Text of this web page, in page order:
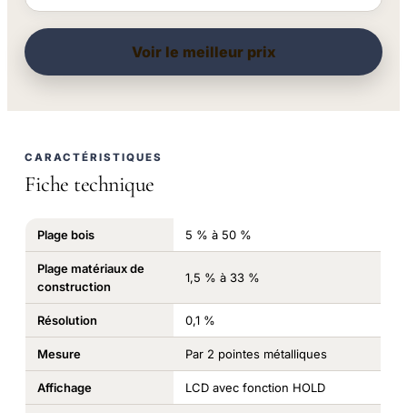
Voir le meilleur prix
CARACTÉRISTIQUES
Fiche technique
Plage bois 5 % à 50 %
Plage matériaux de
construction
1,5 % à 33 %
Résolution 0,1 %
Mesure Par 2 pointes métalliques
Affichage LCD avec fonction HOLD